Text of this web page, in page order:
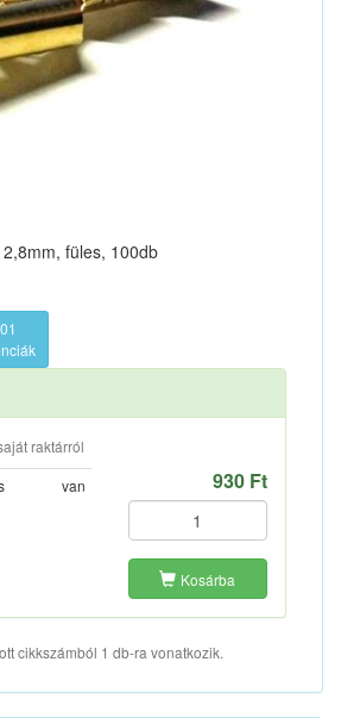
füles, 100db
raktárról
van 930 Ft
Kosárba
cikkszámból 1 db-ra vonatkozik.